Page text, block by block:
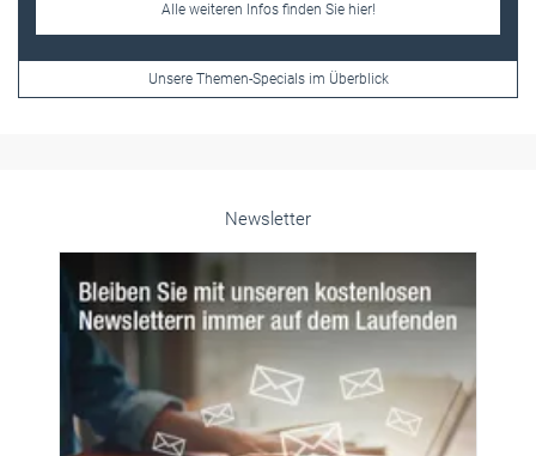
Alle weiteren Infos finden Sie hier!
Unsere Themen-Specials im Überblick
Newsletter